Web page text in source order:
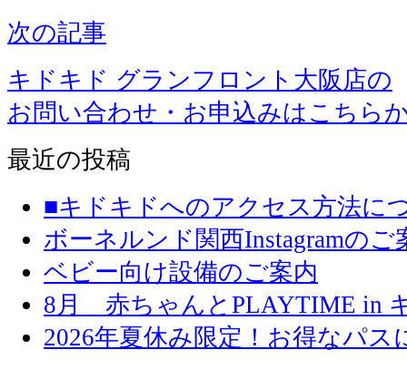
次の記事
キドキド グランフロント大阪店の
お問い合わせ・お申込みはこちら
最近の投稿
■キドキドへのアクセス方法に
ボーネルンド関西Instagramのご
ベビー向け設備のご案内
8月 赤ちゃんとPLAYTIME in
2026年夏休み限定！お得なパス